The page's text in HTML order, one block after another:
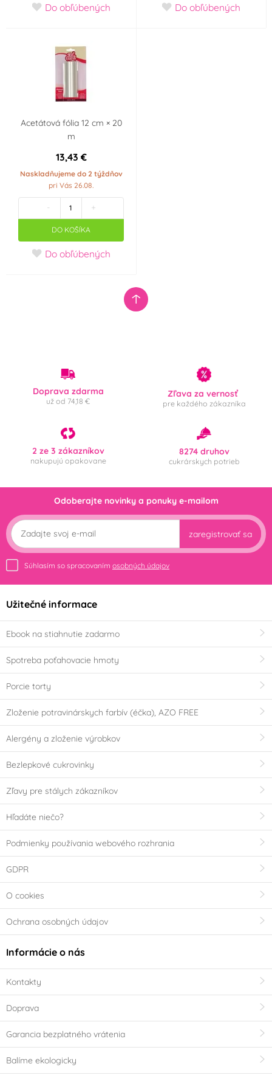
Do obľúbených Do obľúbených
Acetátová fólia 12 cm × 20
m
13,43 €
Naskladňujeme do 2 týždňov
pri Vás 26.08.
- +
DO KOŠÍKA
Do obľúbených
Doprava zdarma
už od 74,18 €
Zľava za vernosť
pre každého zákazníka
2 ze 3 zákazníkov
nakupujú opakovane
8274 druhov
cukrárskych potrieb
Odoberajte novinky a ponuky e-mailom
zaregistrovať sa
Súhlasím so spracovaním osobných údajov
Užitečné informace
Ebook na stiahnutie zadarmo
Spotreba poťahovacie hmoty
Porcie torty
Zloženie potravinárskych farbív (éčka), AZO FREE
Alergény a zloženie výrobkov
Bezlepkové cukrovinky
Zľavy pre stálych zákazníkov
Hľadáte niečo?
Podmienky používania webového rozhrania
GDPR
O cookies
Ochrana osobných údajov
Informácie o nás
Kontakty
Doprava
Garancia bezplatného vrátenia
Balíme ekologicky